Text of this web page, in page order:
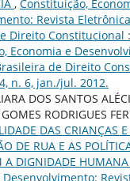
, Constituição,
Revista
Direito Constitucional
Economia e
de Direito
n. 6, jan./jul. 2012.
DOS SANTOS
RODRIGUES
DAS CRIANÇAS
DE RUA E AS
A DIGNIDADE HUMANA
Desenvolvimento: